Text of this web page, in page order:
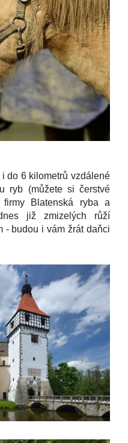
do 6 kilometrů vzdálené
ryb (můžete si čerstvé
Blatenská ryba a
již zmizelých růží
- budou i vám žrát daňci